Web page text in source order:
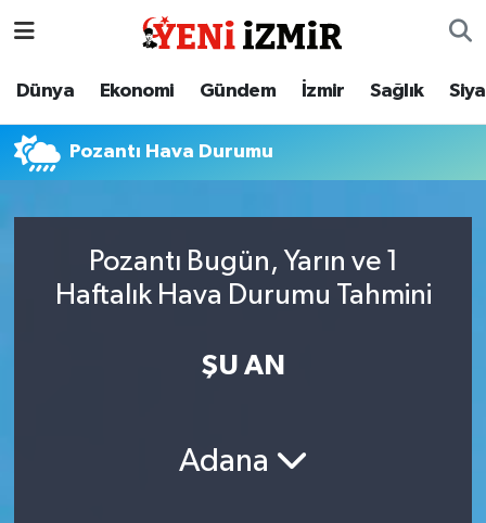
Dünya Ekonomi Gündem İzmir Sağlık
Pozantı Hava Durumu
Pozantı Bugün, Yarın ve 1
Haftalık Hava Durumu Tahmini
ŞU AN
Adana
Dünya
İzmir
Sağlık
İzmir Nöbetçi Eczaneler
İzmir Trafik Yoğunluk Haritası
Süper Lig Puan Durumu ve Fikstür